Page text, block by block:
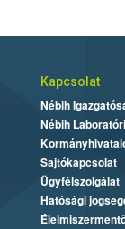
Kapcsolat
Nébih
Nébih
Sajtókapcsolat
Ügyfélszolgálat
Hatósági